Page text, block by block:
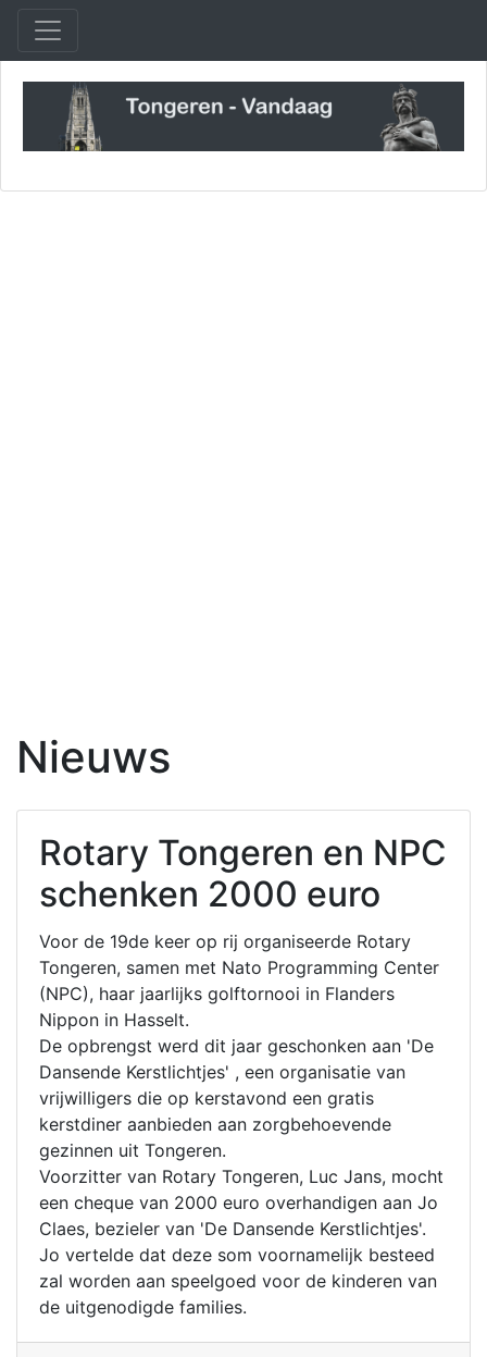
Nieuws
Rotary Tongeren en NPC
schenken 2000 euro
Voor de 19de keer op rij organiseerde Rotary
Tongeren, samen met Nato Programming Center
(NPC), haar jaarlijks golftornooi in Flanders
Nippon in Hasselt.
De opbrengst werd dit jaar geschonken aan 'De
Dansende Kerstlichtjes' , een organisatie van
vrijwilligers die op kerstavond een gratis
kerstdiner aanbieden aan zorgbehoevende
gezinnen uit Tongeren.
Voorzitter van Rotary Tongeren, Luc Jans, mocht
een cheque van 2000 euro overhandigen aan Jo
Claes, bezieler van 'De Dansende Kerstlichtjes'.
Jo vertelde dat deze som voornamelijk besteed
zal worden aan speelgoed voor de kinderen van
de uitgenodigde families.